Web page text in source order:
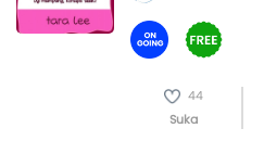
44
Suka